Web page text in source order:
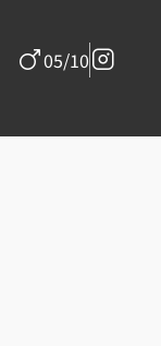
05/10